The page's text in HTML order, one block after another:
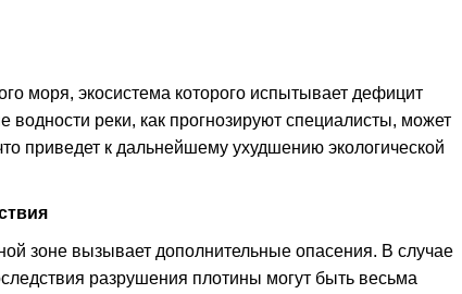
моря, экосистема которого испытывает дефицит
реки, как прогнозируют специалисты, может
приведет к дальнейшему ухудшению экологической
зоне вызывает дополнительные опасения. В случае
разрушения плотины могут быть весьма